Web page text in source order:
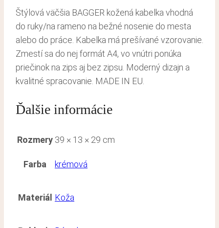
Štýlová väčšia BAGGER kožená kabelka vhodná
do ruky/na rameno na bežné nosenie do mesta
alebo do práce. Kabelka má prešívané vzorovanie.
Zmestí sa do nej formát A4, vo vnútri ponúka
priečinok na zips aj bez zipsu. Moderný dizajn a
kvalitné spracovanie. MADE IN EU.
Ďalšie informácie
Rozmery 39 × 13 × 29 cm
Farba krémová
Materiál Koža